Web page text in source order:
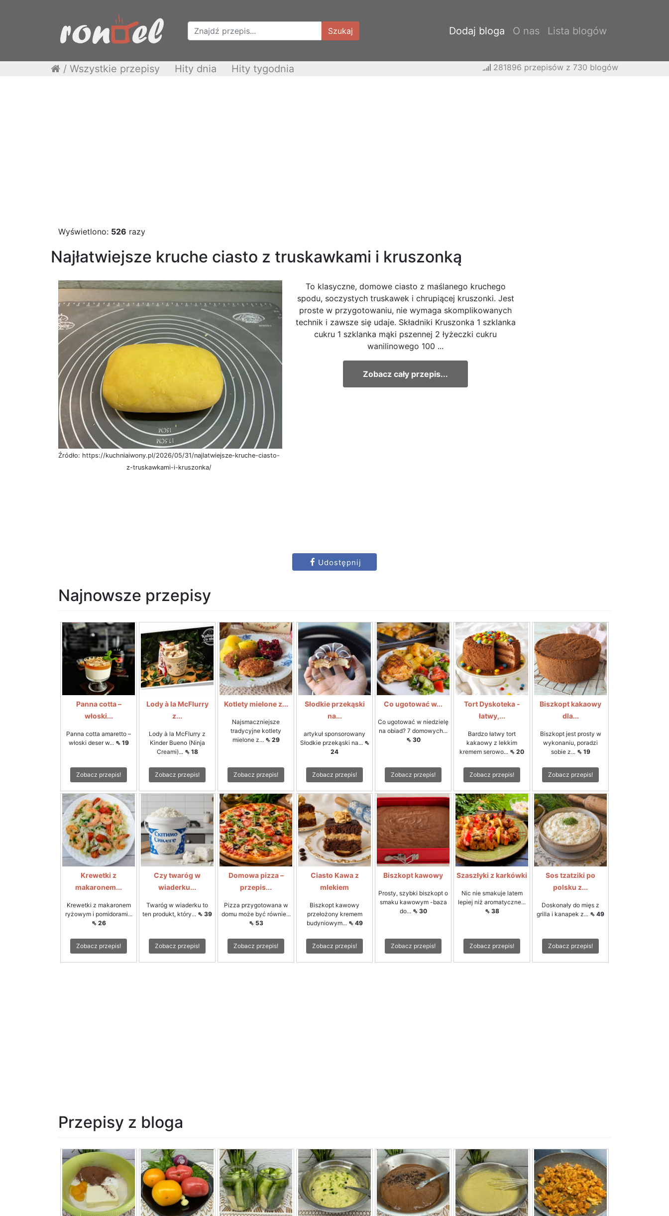
Szukaj Dodaj bloga O nas Lista blogów
/ Wszystkie przepisy Hity dnia Hity tygodnia 281896 przepisów z 730 blogów
Wyświetlono: 526 razy
Najłatwiejsze kruche ciasto z truskawkami i kruszonką
Źródło: https://kuchniaiwony.pl/2026/05/31/najlatwiejsze-kruche-ciasto-
z-truskawkami-i-kruszonka/
To klasyczne, domowe ciasto z maślanego kruchego
spodu, soczystych truskawek i chrupiącej kruszonki. Jest
proste w przygotowaniu, nie wymaga skomplikowanych
technik i zawsze się udaje. Składniki Kruszonka 1 szklanka
cukru 1 szklanka mąki pszennej 2 łyżeczki cukru
wanilinowego 100 ...
Zobacz cały przepis...
Udostępnij
Najnowsze przepisy
Panna cotta –
włoski...
Panna cotta amaretto –
włoski deser w... ⇖ 19
Zobacz przepis!
Lody à la McFlurry
z...
Lody à la McFlurry z
Kinder Bueno (Ninja
Creami)... ⇖ 18
Zobacz przepis!
Kotlety mielone z...
Najsmaczniejsze
tradycyjne kotlety
mielone z... ⇖ 29
Zobacz przepis!
Słodkie przekąski
na...
artykuł sponsorowany
Słodkie przekąski na... ⇖
24
Zobacz przepis!
Co ugotować w...
Co ugotować w niedzielę
na obiad? 7 domowych...
⇖ 30
Zobacz przepis!
Tort Dyskoteka -
łatwy,...
Bardzo łatwy tort
kakaowy z lekkim
kremem serowo... ⇖ 20
Zobacz przepis!
Biszkopt kakaowy
dla...
Biszkopt jest prosty w
wykonaniu, poradzi
sobie z... ⇖ 19
Zobacz przepis!
Krewetki z
makaronem...
Krewetki z makaronem
ryżowym i pomidorami...
⇖ 26
Zobacz przepis!
Czy twaróg w
wiaderku...
Twaróg w wiaderku to
ten produkt, który... ⇖ 39
Zobacz przepis!
Domowa pizza –
przepis...
Pizza przygotowana w
domu może być równie...
⇖ 53
Zobacz przepis!
Ciasto Kawa z
mlekiem
Biszkopt kawowy
przełożony kremem
budyniowym... ⇖ 49
Zobacz przepis!
Biszkopt kawowy
Prosty, szybki biszkopt o
smaku kawowym -baza
do... ⇖ 30
Zobacz przepis!
Szaszłyki z karkówki
Nic nie smakuje latem
lepiej niż aromatyczne...
⇖ 38
Zobacz przepis!
Sos tzatziki po
polsku z...
Doskonały do mięs z
grilla i kanapek z... ⇖ 49
Zobacz przepis!
Przepisy z bloga